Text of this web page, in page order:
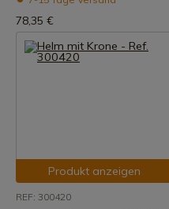
78,35 €
Produkt anzeigen
REF: 300420